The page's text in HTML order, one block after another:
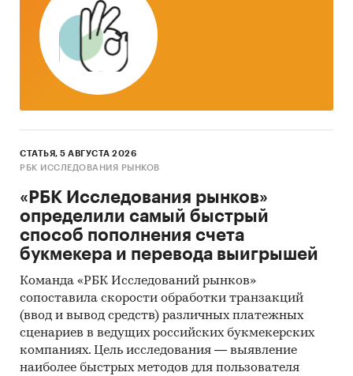
Методы сбора и анализа данных
ФСГС РФ (Росстат):
часто информация
объемах производства продукции
содержится в данных ФСГС РФ (Росстат) и
процесс ее получения является очень
исследовании мы имеем дело именно с таким
случаем.
деятельности производителей:сведения о
ряде производителей были получены в
результате анализа показателей их финансово-
хозяйственной деятельности, информации из
открытых источников об их деятельности,
мнений экспертов и наших собственных
знаний о компаниях.
Интервью с производителями:также мы
провели интервью с производителямии
СТАТЬЯ, 5 АВГУСТА 2026
РБК ИССЛЕДОВАНИЯ РЫНКОВ
«РБК Исследования рынков»
определили самый быстрый
способ пополнения счета
букмекера и перевода выигрышей
Команда «РБК Исследований рынков»
сопоставила скорости обработки транзакций
(ввод и вывод средств) различных платежных
сценариев в ведущих российских букмекерских
компаниях. Цель исследования — выявление
наиболее быстрых методов для пользователя